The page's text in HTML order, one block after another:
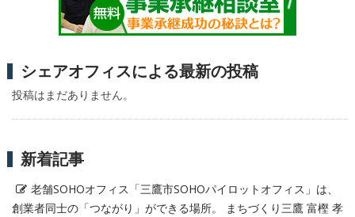
シェアオフィスによる最新の投稿
投稿はまだありません。
新着記事
老舗SOHOオフィス「三鷹市SOHOパイロットオフィス」は、
創業者同士の「つながり」ができる場所。 まちづくり三鷹 富樫 孝